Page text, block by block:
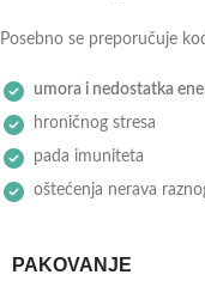
Posebno se preporučuje
umora i nedostatka
hroničnog stresa
pada imuniteta
oštećenja nerava
PAKOVANJE